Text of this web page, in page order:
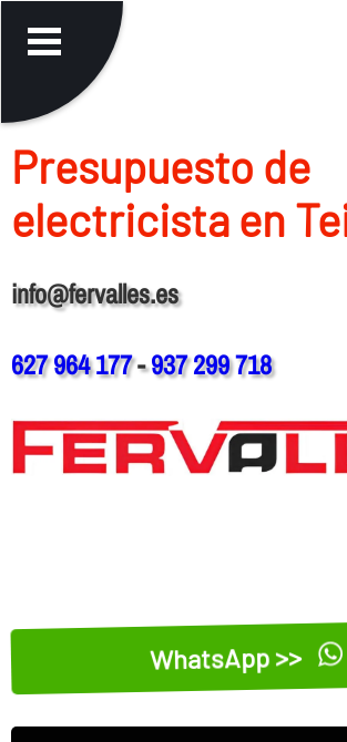
Presupuesto de
electricista en
info@fervalles.es
627 964 177-937 299 718
WhatsApp >>